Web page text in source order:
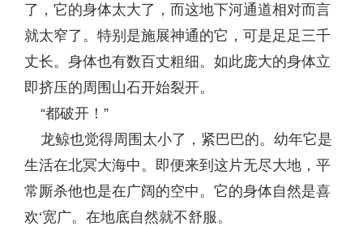
了，它的身体太大了，而这地下河通道相对而言
就太窄了。特别是施展神通的它，可是足足三千
丈长。身体也有数百丈粗细。如此庞大的身体立
即挤压的周围山石开始裂开。
“都破开！”
龙鲸也觉得周围太小了，紧巴巴的。幼年它是
生活在北冥大海中。即便来到这片无尽大地，平
常厮杀他也是在广阔的空中。它的身体自然是喜
欢‘宽广。在地底自然就不舒服。